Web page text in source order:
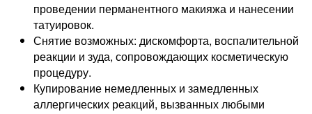
проведении перманентного макияжа и нанесении
татуировок.
Снятие возможных: дискомфорта, воспалительной
реакции и зуда, сопровождающих косметическую
процедуру.
Купирование немедленных и замедленных
аллергических реакций, вызванных любыми